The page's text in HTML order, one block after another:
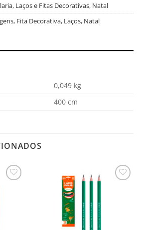
, Laços e Fitas Decorativas, Natal
, Fita Decorativa, Laços, Natal
0,049 kg
400 cm